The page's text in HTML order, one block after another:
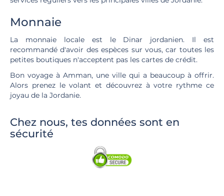
Monnaie
La monnaie locale est le Dinar jordanien. Il est
recommandé d'avoir des espèces sur vous, car toutes les
petites boutiques n'acceptent pas les cartes de crédit.
Bon voyage à Amman, une ville qui a beaucoup à offrir.
Alors prenez le volant et découvrez à votre rythme ce
joyau de la Jordanie.
Chez nous, tes données sont en
sécurité